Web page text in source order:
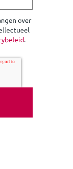
over
.